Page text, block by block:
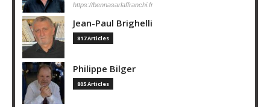
https://bennasarlaffranchi.fr
Jean-Paul Brighelli
817 Articles
Philippe Bilger
805 Articles